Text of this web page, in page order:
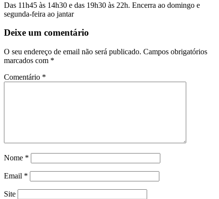
Das 11h45 às 14h30 e das 19h30 às 22h. Encerra ao domingo e
segunda-feira ao jantar
Deixe um comentário
O seu endereço de email não será publicado. Campos obrigatórios
marcados com *
Comentário *
Nome *
Email *
Site